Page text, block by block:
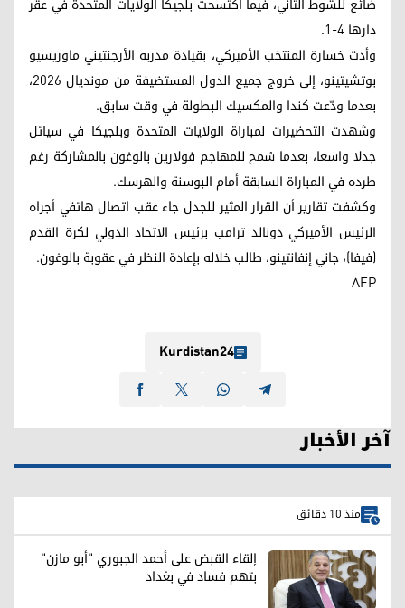
دارها 4-1.
وأدت خسارة المنتخب الأميركي، بقيادة مدربه الأرجنتيني ماوريسيو
بوتشيتينو، إلى خروج جميع الدول المستضيفة من مونديال 2026،
بعدما ودّعت كندا والمكسيك البطولة في وقت سابق.
وشهدت التحضيرات لمباراة الولايات المتحدة وبلجيكا في سياتل
جدلا واسعا، بعدما سُمح للمهاجم فولارين بالوغون بالمشاركة رغم
طرده في المباراة السابقة أمام البوسنة والهرسك.
وكشفت تقارير أن القرار المثير للجدل جاء عقب اتصال هاتفي أجراه
الرئيس الأميركي دونالد ترامب برئيس الاتحاد الدولي لكرة القدم
(فيفا)، جاني إنفانتينو، طالب خلاله بإعادة النظر في عقوبة بالوغون.
AFP
Kurdistan24
آخر الأخبار
منذ 10 دقائق
إلقاء القبض على أحمد الجبوري "أبو مازن"
بتهم فساد في بغداد